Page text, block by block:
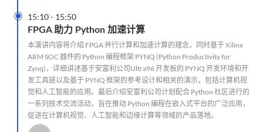
15:10- 15:50

FPGA 助力 Python 加速计算
本演讲内容将介绍 FPGA 并行计算和加速计算的理念，同时基于 Xilinx
ARM SOC 器件的 Python 编程框架 PYNQ (Python Productivity for
Zynq)，详细讲述基于安富利公司Ultra96 开发板的 PYNQ 开发环境和开
发工具链以及基于 PYNQ 框架的参考设计和相关的演示，包括计算机视
觉和人工智能的应用。最后介绍安富利公司计划配合 Python 社区进行的
一系列技术交流活动，旨在推动 Python 编程在嵌入式平台的广泛应用，
促进在计算机视觉、人工智能和边缘计算等领域的产品落地。